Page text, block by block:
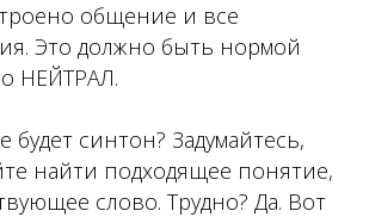
общение и все
Это должно быть нормой
НЕЙТРАЛ.
будет синтон? Задумайтесь,
найти подходящее понятие,
слово. Трудно? Да. Вот